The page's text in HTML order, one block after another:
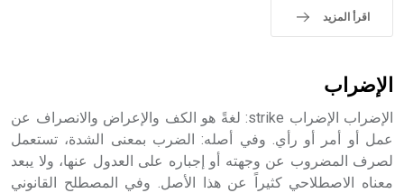
حيث تقتصر القيمة الصوتية للعلامة الك
اقرأ المزيد
الإضراب
الإضراب الإضراب strike: لغةً هو الكف والإعراض والانصراف عن
عمل أو أمر أو رأي. وفي أصله: الضرب بمعنى الشدة، تستعمل
لصرف المضروب عن وجهته أو إجباره على العدول عنها، ولا يبعد
معناه الاصطلاحي كثيراً عن هذا الأصل. وفي المصطلح القانوني